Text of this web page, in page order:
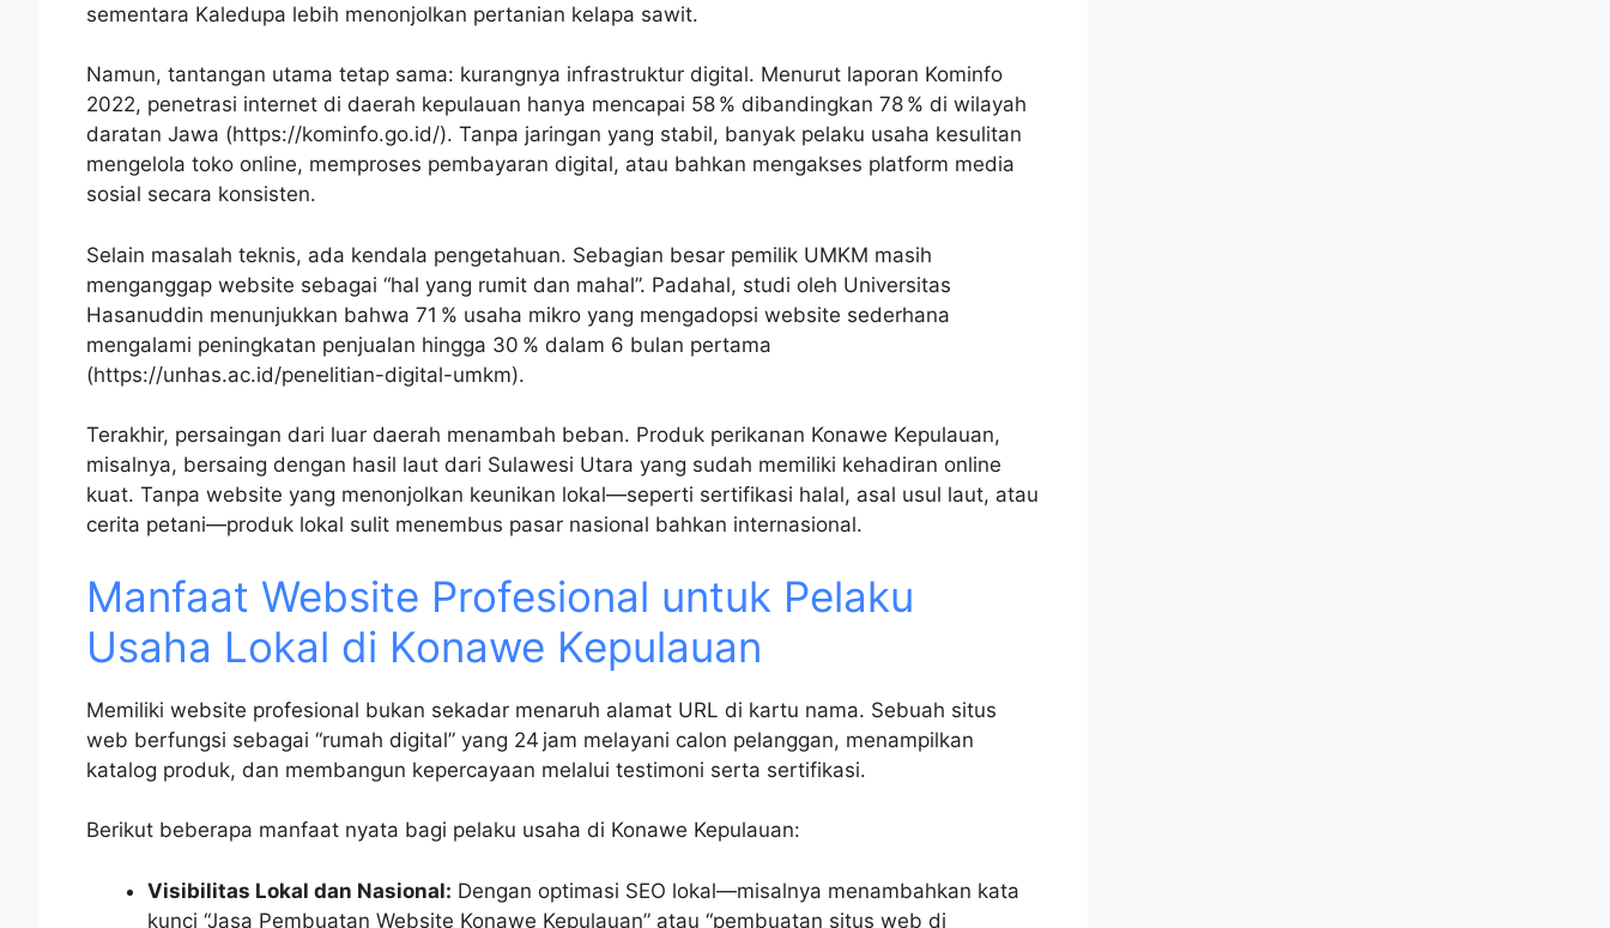
sementara Kaledupa lebih menonjolkan pertanian kelapa sawit.
Namun, tantangan utama tetap sama: kurangnya infrastruktur digital. Menurut laporan Kominfo
2022, penetrasi internet di daerah kepulauan hanya mencapai 58 % dibandingkan 78 % di wilayah
daratan Jawa (https://kominfo.go.id/). Tanpa jaringan yang stabil, banyak pelaku usaha kesulitan
mengelola toko online, memproses pembayaran digital, atau bahkan mengakses platform media
sosial secara konsisten.
Selain masalah teknis, ada kendala pengetahuan. Sebagian besar pemilik UMKM masih
menganggap website sebagai “hal yang rumit dan mahal”. Padahal, studi oleh Universitas
Hasanuddin menunjukkan bahwa 71 % usaha mikro yang mengadopsi website sederhana
mengalami peningkatan penjualan hingga 30 % dalam 6 bulan pertama
(https://unhas.ac.id/penelitian-digital-umkm).
Terakhir, persaingan dari luar daerah menambah beban. Produk perikanan Konawe Kepulauan,
misalnya, bersaing dengan hasil laut dari Sulawesi Utara yang sudah memiliki kehadiran online
kuat. Tanpa website yang menonjolkan keunikan lokal—seperti sertifikasi halal, asal usul laut, atau
cerita petani—produk lokal sulit menembus pasar nasional bahkan internasional.
Manfaat Website Profesional untuk Pelaku
Usaha Lokal di Konawe Kepulauan
Memiliki website profesional bukan sekadar menaruh alamat URL di kartu nama. Sebuah situs
web berfungsi sebagai “rumah digital” yang 24 jam melayani calon pelanggan, menampilkan
katalog produk, dan membangun kepercayaan melalui testimoni serta sertifikasi.
Berikut beberapa manfaat nyata bagi pelaku usaha di Konawe Kepulauan:
Visibilitas Lokal dan Nasional: Dengan optimasi SEO lokal—misalnya menambahkan kata
kunci “Jasa Pembuatan Website Konawe Kepulauan” atau “pembuatan situs web di